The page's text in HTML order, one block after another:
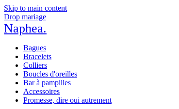
Skip to main content
Drop mariage
Naphea.
Bagues
Bracelets
Colliers
Boucles d'oreilles
Bar à pampilles
Accessoires
Promesse, dire oui autrement